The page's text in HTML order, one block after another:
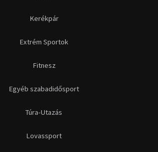
Kerékpár
Extrém Sportok
Fitnesz
Egyéb szabadidősport
Túra-Utazás
Lovassport